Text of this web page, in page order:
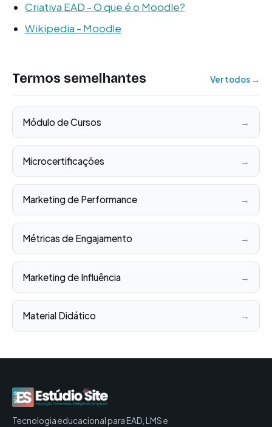
Criativa EAD - O que é o Moodle?
Wikipedia - Moodle
Termos semelhantes Ver todos →
Módulo de Cursos →
Microcertificações →
Marketing de Performance →
Métricas de Engajamento →
Marketing de Influência →
Material Didático →
Tecnologia educacional para EAD, LMS e